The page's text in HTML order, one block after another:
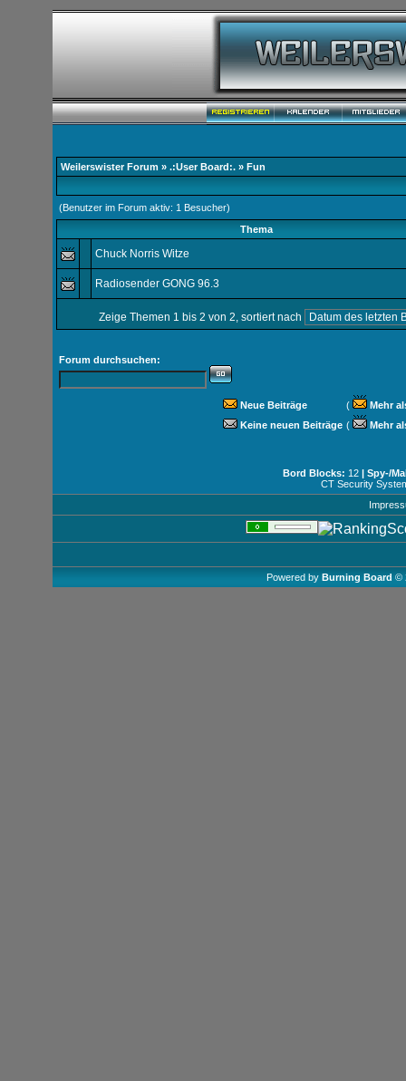
Weilerswister Forum » .:User Board:. » Fun
(Benutzer im Forum aktiv: 1 Besucher)
Thema
Chuck Norris Witze
Radiosender GONG 96.3
Zeige Themen 1 bis 2 von 2, sortiert nach
Forum durchsuchen:
Neue Beiträge (
Mehr
Keine neuen Beiträge ( Mehr
Bord Blocks: 12 | Spy-/
CT Security
Powered by Burning Board ©